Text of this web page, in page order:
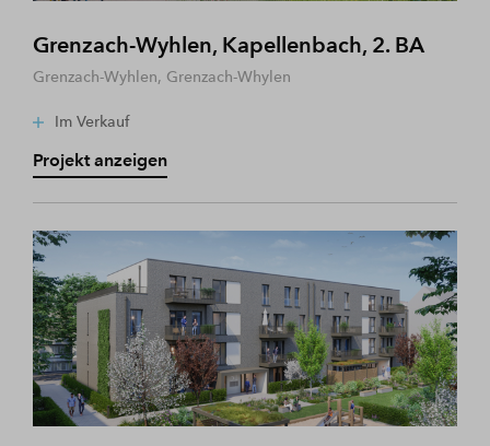
Grenzach-Wyhlen, Kapellenbach, 2. BA
Grenzach-Wyhlen, Grenzach-Whylen
Im Verkauf
Projekt anzeigen